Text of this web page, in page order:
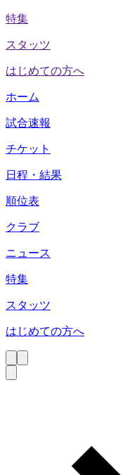
特集
スタッツ
はじめての方へ
ホーム
試合速報
チケット
日程・結果
順位表
クラブ
ニュース
特集
スタッツ
はじめての方へ